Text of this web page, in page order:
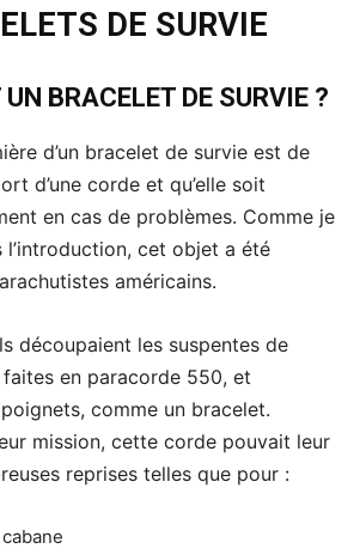
DE SURVIE
BRACELET DE SURVIE ?
d’un bracelet de survie est de
d’une corde et qu’elle soit
en cas de problèmes. Comme je
l’introduction, cet objet a été
américains.
découpaient les suspentes de
en paracorde 550, et
poignets, comme un bracelet.
mission, cette corde pouvait leur
reprises telles que pour :